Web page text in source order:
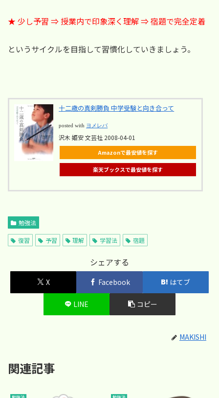
★ 少し予習 ⇒ 授業内で印象深く理解 ⇒ 宿題で完全定着
というサイクルを目指して習慣化していきましょう。
十二歳の真剣勝負 中学受験と向き合って
posted with ヨメレバ
沢木 姫安 文芸社 2008-04-01
Amazonで最安値を探す
楽天ブックスで最安値を探す
勉強法
復習 予習 理解 学習法 宿題
シェアする
X Facebook はてブ
LINE コピー
MAKISHI
関連記事